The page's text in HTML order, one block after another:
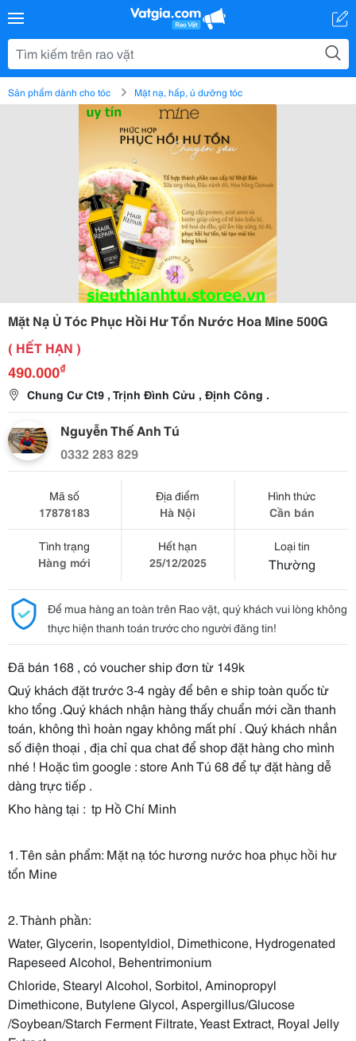
Sản phẩm dành cho tóc Mặt nạ, hấp, ủ dưỡng tóc
Mặt Nạ Ủ Tóc Phục Hồi Hư Tổn Nước Hoa Mine 500G
( HẾT HẠN )
490.000₫
Chung Cư Ct9 , Trịnh Đình Cửu , Định Công .
Nguyễn Thế Anh Tú
0332 283 829
Mã số
17878183
Địa điểm
Hà Nội
Hình thức
Cần bán
Tình trạng
Hàng mới
Hết hạn
25/12/2025
Loại tin
Thường
Để mua hàng an toàn trên Rao vặt, quý khách vui lòng không
thực hiện thanh toán trước cho người đăng tin!
Đã bán 168 , có voucher ship đơn từ 149k
Quý khách đặt trước 3-4 ngày để bên e ship toàn quốc từ
kho tổng .Quý khách nhận hàng thấy chuẩn mới cần thanh
toán, không thì hoàn ngay không mất phí . Quý khách nhắn
số điện thoại , địa chỉ qua chat để shop đặt hàng cho mình
nhé ! Hoặc tìm google : store Anh Tú 68 để tự đặt hàng dễ
dàng trực tiếp .
Kho hàng tại : tp Hồ Chí Minh
1. Tên sản phẩm: Mặt nạ tóc hương nước hoa phục hồi hư
tổn Mine
2. Thành phần:
Water, Glycerin, Isopentyldiol, Dimethicone, Hydrogenated
Rapeseed Alcohol, Behentrimonium
Chloride, Stearyl Alcohol, Sorbitol, Aminopropyl
Dimethicone, Butylene Glycol, Aspergillus/Glucose
/Soybean/Starch Ferment Filtrate, Yeast Extract, Royal Jelly